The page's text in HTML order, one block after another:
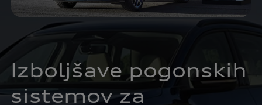
Izboljšave pogonskih
sistemov za